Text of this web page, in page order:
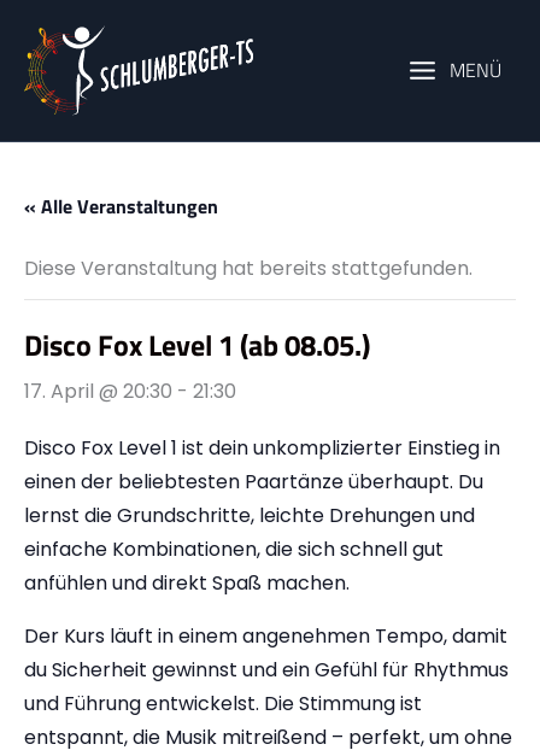
Inhalt
springen
MENÜ
« Alle Veranstaltungen
Diese Veranstaltung hat bereits stattgefunden.
Disco Fox Level 1 (ab 08.05.)
17. April @ 20:30 - 21:30
Disco Fox Level 1 ist dein unkomplizierter Einstieg in
einen der beliebtesten Paartänze überhaupt. Du
lernst die Grundschritte, leichte Drehungen und
einfache Kombinationen, die sich schnell gut
anfühlen und direkt Spaß machen.
Der Kurs läuft in einem angenehmen Tempo, damit
du Sicherheit gewinnst und ein Gefühl für Rhythmus
und Führung entwickelst. Die Stimmung ist
entspannt, die Musik mitreißend – perfekt, um ohne